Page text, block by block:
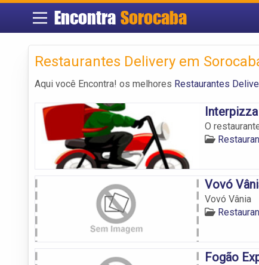
Encontra Sorocaba
Restaurantes Delivery em
Aqui você Encontra! os melhores Restaurantes
Interpizza
O
Vovó
Vovó Vânia
Fogão